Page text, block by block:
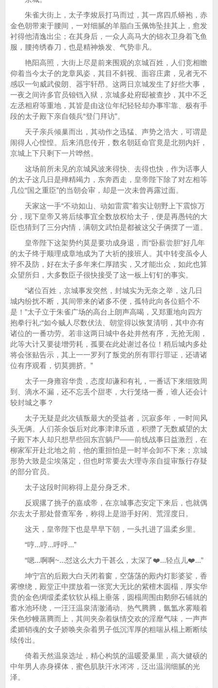
朱雀大街上，太子李焌辰打马而过，其一席四爪蟒袍，赤
金色朝带束于腰间，一对细腻的羊脂白玉佩饰坠挂其上，愈发
衬得他清逸出尘；在其身后，一众人高马大的锦衣卫身着飞鱼
服，腰挎绣春刀，也是精神焕发、气势非凡。
艳阳高照，大街上尽是前来围观的京城百姓，人们竞相瞻
仰着当今太子的龙章凤姿，其目不斜视、面容庄肃，见者无不
感叹一句威武俊朗、器宇轩昂。这两日京城发生了好些大事，
一夜之间许多官员锒铛入狱，京城多处府邸被查抄，其中不乏
左丞相府等重地，其皆是由这位年纪轻轻却办事牢靠、极有手
段的太子殿下亲自领兵“登门拜访”。
天子亲兵倾巢而出，其动作之迅猛、声势之浩大，可谓是
闹得人心惶惶。后来消息传开，数名朝廷命官竟是北朔内奸，
京城上下只剩下一片哗然。
这场前所未见的京城风波来得快、去得也快，作为话事人
的太子这几日是殚精竭力，东奔西走，皇帝陛下除了对左相等
几位“国之重臣”的当朝会审，却是一次未曾再露过面。
天家这一手“不动如山、动如雷震”着实让朝野上下震惊万
分，现下皇帝又将后续事宜全数放权给太子，便是再愚钝的大
臣也猜到了三分内情，满朝文武怕是都被这父子俩摆了一道。
皇帝陛下这架势约莫是要功成身退，而“卧薪尝胆”好几年
的太子终于顺理成章地成为了大祈的接班人。其中转变虽令人
猝不及防，好在太子多年来仁厚踏实，又才能出众，如此也算
众望所归，大多数臣子很快接受了这一板上钉钉的事实。
“诸位百姓，京城事发突然，封城实为无奈之举，这几日
城内纷扰不断，其间带来的诸多不便，孤特此向各位赔个不
是！”太子立于朱雀广场的高台上朗声高喝，又郑重地向四方
抱拳行礼:“如今贼人尽数伏法、朝堂得以恢复清明，其中亦有
诸位的一番功劳。若非这两日城中各处井然有序，无抢无闹，
此等大计又要徒增劳耗，孤要在此处谢过各位！稍后城内多处
将会张贴告示，其上一一罗列了叛党的所有罪行罪证，还请诸
位有序观看，切莫拥挤。”
太子一身雍容华贵，态度却谦和有礼，一番话下来细致周
到、滴水不漏，还不忘丢个甜枣，大行笼络一番，谁人还会计
较封城之事？
太子无疑是此次镇叛最大的受益者，沉寂多年，一时间风
头无俩。人们茶余饭后对此事津津乐道，积攒了无数威望的太
子殿下本人却只想早些回东宫躺尸——前线战事日益激烈，在
柳家军开赴北地之前，他的重担怕是一时半会卸不下来；京城
形势大致是尘埃落定，但也时常要去大理寺亲自提审叛行存疑
的部分官员。
太子这段时间称得上是分身乏术。
反观撂了挑子的嘉成帝，在京城事态安定下来后，也就偶
尔去太子那处督查军务，称得上是游手好闲、荒淫度日。
这天，皇帝陛下也是早早下朝，一头扎进了温柔乡里。
“哼...哼...呼呼...”
“嗯...啊啊~...怼这么大力干甚么，太深了❤️...轻点儿❤️...”
坤宁宫的后殿大白天闭着窗，空荡荡的殿内灯影婆娑，香
雾缭绕，殿堂正中摆放着一张宽大无比的紫檀木圆榻，厚实华
贵的金色绸缎柔柔软软从榻上垂落，圆榻周围由鹅卵石铺就的
蓄水池环绕，一汪汪温泉清澈涌动、热气腾腾，氤氲水雾顺着
朱色纱幔蒸腾而上，其间夹杂着纵情交欢的淫靡气味，一声声
柔媚销魂的女子娇唤夹杂着男子低沉浑厚的粗喘从榻上断断续
续传出。
倚着天然温泉选址，精心构筑的温暖爱巢里，高大健硕的
中年男人赤身裸体，蜜色肌肤汗水涔涔，泛出温润细腻的光
泽。